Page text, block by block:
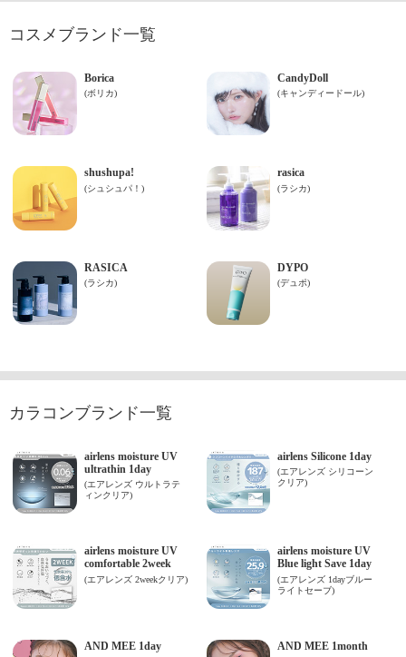
コスメブランド一覧
カラコンブランド一覧